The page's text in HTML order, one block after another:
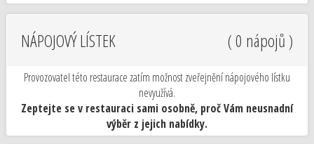
NÁPOJOVÝ LÍSTEK ( 0 nápojů )
Provozovatel této restaurace zatím možnost zveřejnění nápojového lístku
nevyužívá.
Zeptejte se v restauraci sami osobně, proč Vám neusnadní
výběr z jejich nabídky.